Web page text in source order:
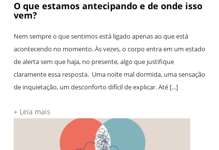
O que estamos antecipando e de onde isso
vem?
Nem sempre o que sentimos está ligado apenas ao que está
acontecendo no momento. Às vezes, o corpo entra em um estado
de alerta sem que haja, no presente, algo que justifique
claramente essa resposta. Uma noite mal dormida, uma sensação
de inquietação, um desconforto difícil de explicar. Até [...]
+ Leia mais